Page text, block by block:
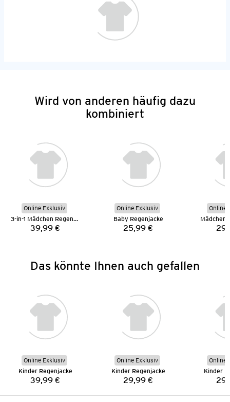
Wird von anderen häufig dazu
kombiniert
Online Exklusiv
3-in-1 Mädchen Regenjacke
Preis:
39,99 €
Online Exklusiv
Baby Regenjacke
Preis:
25,99 €
Online
Mädchen
Das könnte Ihnen auch gefallen
Online Exklusiv
Kinder Regenjacke
Preis:
39,99 €
Online Exklusiv
Kinder Regenjacke
Preis:
29,99 €
Online
Kinder